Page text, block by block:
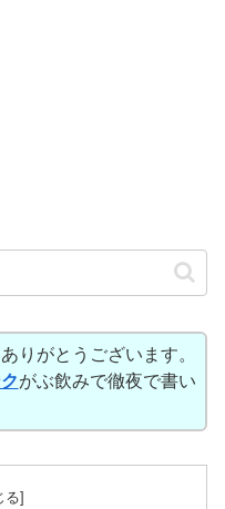
りがとうございます。
がぶ飲みで徹夜で書い